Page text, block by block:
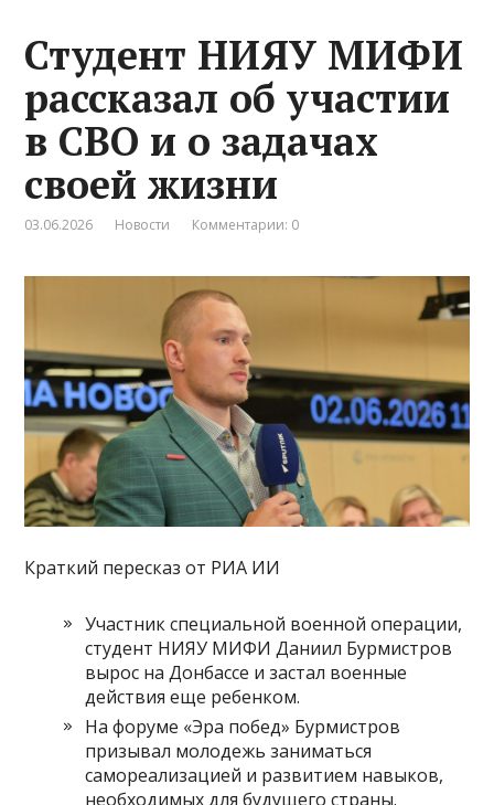
Студент НИЯУ МИФИ
рассказал об участии
в СВО и о задачах
своей жизни
03.06.2026 Новости Комментарии: 0
Краткий пересказ от РИА ИИ
Участник специальной военной операции,
студент НИЯУ МИФИ Даниил Бурмистров
вырос на Донбассе и застал военные
действия еще ребенком.
На форуме «Эра побед» Бурмистров
призывал молодежь заниматься
самореализацией и развитием навыков,
необходимых для будущего страны.